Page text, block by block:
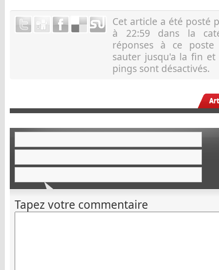
Cet article a été posté
à 22:59 dans la
réponses à ce
sauter jusqu'a la fin et
pings sont désactivés.
Tapez votre commentaire